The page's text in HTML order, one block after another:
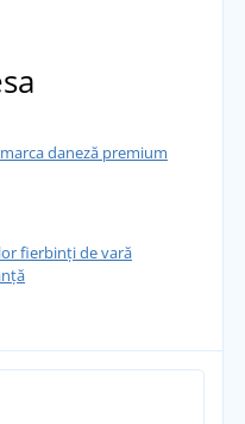
marca daneză premium
fierbinți de vară